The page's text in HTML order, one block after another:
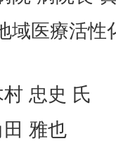
域医療活
忠史 氏
雅也